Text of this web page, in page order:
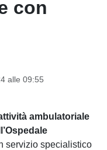
con
alle 09:55
ambulatoriale
servizio specialistico